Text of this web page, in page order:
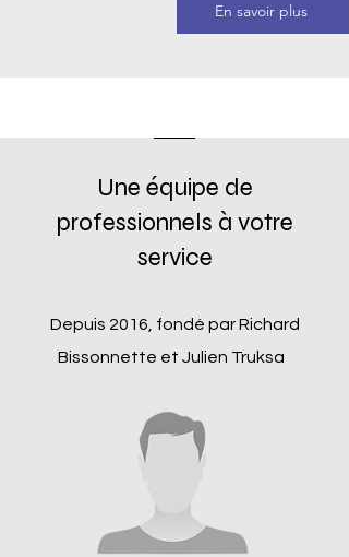
En savoir plus
Une équipe de
professionnels à votre
service
Depuis 2016, fondé par Richard
Bissonnette et Julien Truksa